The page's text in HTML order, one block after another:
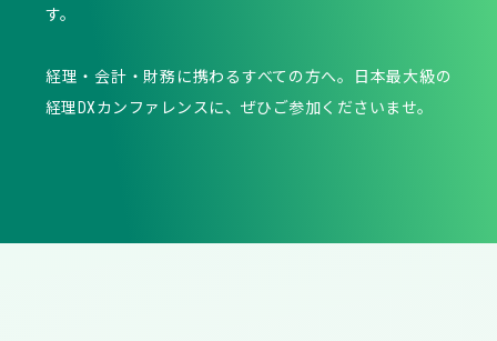
す。
経理・会計・財務に携わるすべての方へ。日本最大級の
経理DXカンファレンスに、ぜひご参加くださいませ。